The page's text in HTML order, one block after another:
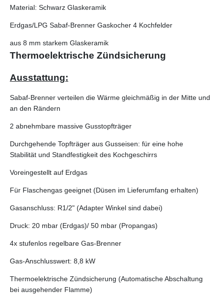
Material: Schwarz Glaskeramik
Erdgas/LPG Sabaf-Brenner Gaskocher 4 Kochfelder
aus 8 mm starkem Glaskeramik
Thermoelektrische Zündsicherung
Ausstattung:
Sabaf-Brenner verteilen die Wärme gleichmäßig in der Mitte und
an den Rändern
2 abnehmbare massive Gusstopfträger
Durchgehende Topfträger aus Gusseisen: für eine hohe
Stabilität und Standfestigkeit des Kochgeschirrs
Voreingestellt auf Erdgas
Für Flaschengas geeignet (Düsen im Lieferumfang erhalten)
Gasanschluss: R1/2" (Adapter Winkel sind dabei)
Druck: 20 mbar (Erdgas)/ 50 mbar (Propangas)
4x stufenlos regelbare Gas-Brenner
Gas-Anschlusswert: 8,8 kW
Thermoelektrische Zündsicherung (Automatische Abschaltung
bei ausgehender Flamme)